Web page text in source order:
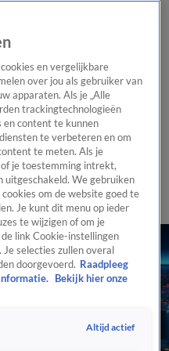
Het beste van Hart
Tip de
Tip de redactiePanelVideo's
en vergelijkbare
over jou als gebruiker van
apparaten. Als je „Alle
trackingtechnologieën
en content te kunnen
te verbeteren en om
te meten. Als je
of je toestemming intrekt,
uitgeschakeld. We gebruiken
om de website goed te
Je kunt dit menu op ieder
te wijzigen of om je
link Cookie-instellingen
selecties zullen overal
doorgevoerd. Raadpleeg
Bekijk hier onze
Altijd actief